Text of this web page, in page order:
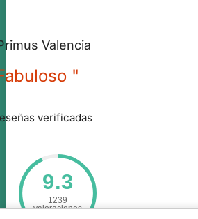
Valencia
"
verificadas
9.3
1239
valoraciones